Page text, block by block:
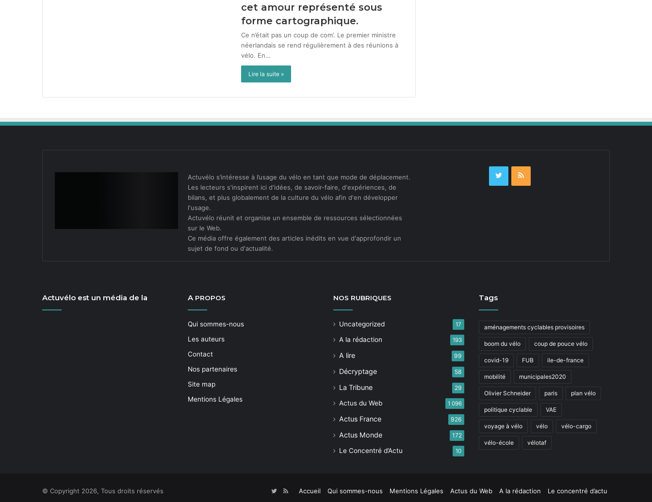
cet amour représenté sous
forme cartographique.
Ce n’était pas un coup de com’. Le pre­mier min­istre
néer­landais se rend régulière­ment à des réu­nions à
vélo. En…
Lire la suite »
Actuvélo s’intéresse à l’usage du vélo en tant que mode de déplacement.
Les lecteurs s'inspirent ici d'idées, de savoir-faire, d'expériences, de
bilans, et plus globalement de la culture du vélo afin d'en développer
l'usage.
Actuvélo réunit et organise un ensemble de ressources sélectionnées
sur le Web.
Ce média offre également des articles inédits en vue d'approfondir un
sujet de fond ou d'actualité.
Actuvélo est un média de la A PROPOS
Qui sommes-nous
Les auteurs
Contact
Nos partenaires
Site map
Mentions Légales
NOS RUBRIQUES
Uncategorized 17
A la rédaction 193
A lire 99
Décryptage 58
La Tribune 29
Actus du Web 1 096
Actus France 926
Actus Monde 172
Le Concentré d’Actu 10
Tags
aménagements cyclables provisoires
boom du vélo coup de pouce vélo
covid-19 FUB ile-de-france
mobilité municipales2020
Olivier Schneider paris plan vélo
politique cyclable VAE
voyage à vélo vélo vélo-cargo
vélo-école vélotaf
© Copyright 2026, Tous droits réservés Accueil Qui sommes-nous Mentions Légales Actus du Web A la rédaction Le concentré d’actu